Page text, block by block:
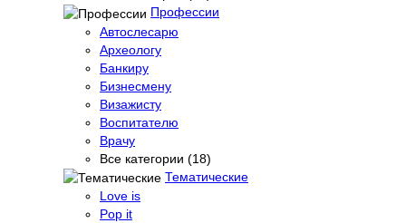
Профессии
Автослесарю
Археологу
Банкиру
Бизнесмену
Визажисту
Воспитателю
Врачу
Все категории (18)
Тематические
Love is
Pop it